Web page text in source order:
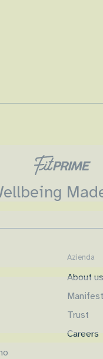
Azienda
About us
Trust
Careers